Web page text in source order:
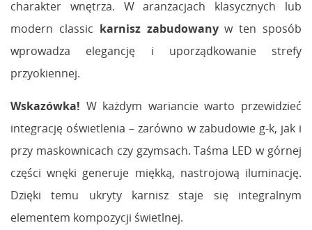
charakter wnętrza. W aranżacjach klasycznych lub
modern classic karnisz zabudowanyw ten sposób
wprowadza elegancję i uporządkowanie strefy
przyokiennej.
Wskazówka! W każdym wariancie warto przewidzieć
integrację oświetlenia – zarówno w zabudowie g-k, jak i
przy maskownicach czy gzymsach. Taśma LED w górnej
części wnęki generuje miękką, nastrojową iluminację.
Dzięki temu ukryty karnisz staje się integralnym
elementem kompozycji świetlnej.